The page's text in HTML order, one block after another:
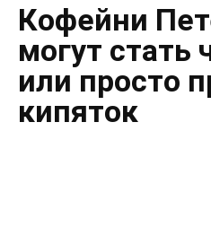
Кофейни
могут стать
или просто
кипяток